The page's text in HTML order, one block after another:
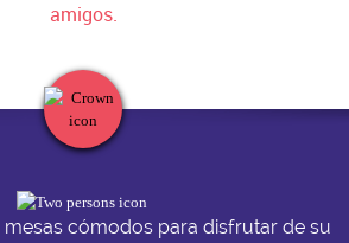
amigos.
mesas cómodos para disfrutar de su